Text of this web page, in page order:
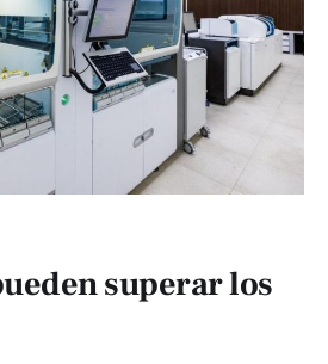
superar los